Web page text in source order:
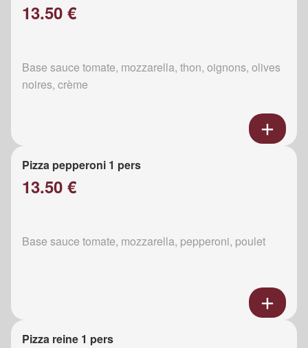
13.50 €
Base sauce tomate, mozzarella, thon, oignons, olives
noires, crème
Pizza pepperoni 1 pers
13.50 €
Base sauce tomate, mozzarella, pepperoni, poulet
Pizza reine 1 pers